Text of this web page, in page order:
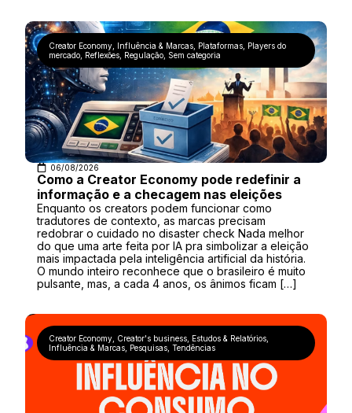
Creator Economy Influência & Marcas Plataformas Players do
mercado Reflexões Regulação Sem categoria
06/08/2026
Como a Creator Economy pode redefinir a
informação e a checagem nas eleições
Enquanto os creators podem funcionar como
tradutores de contexto, as marcas precisam
redobrar o cuidado no disaster check Nada melhor
do que uma arte feita por IA pra simbolizar a eleição
mais impactada pela inteligência artificial da história.
O mundo inteiro reconhece que o brasileiro é muito
pulsante, mas, a cada 4 anos, os ânimos ficam […]
Creator Economy Creator's business Estudos & Relatórios
Influência & Marcas Pesquisas ,Tendências